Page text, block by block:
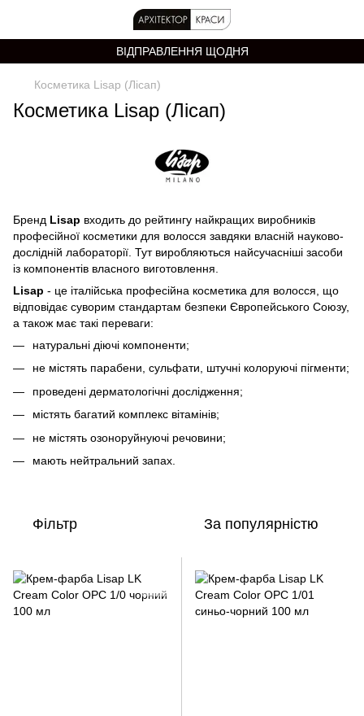
ВІДПРАВЛЕННЯ ЩОДНЯ
Косметика Lisap (Лісап)
Косметика Lisap (Лісап)
Бренд Lisap входить до рейтингу найкращих виробників
професійної косметики для волосся завдяки власній науково-
дослідній лабораторії. Тут виробляються найсучасніші засоби
із компонентів власного виготовлення.
Lisap - це італійська професійна косметика для волосся, що
відповідає суворим стандартам безпеки Європейського Союзу,
а також має такі переваги:
натуральні діючі компоненти;
не містять парабени, сульфати, штучні колоруючі пігменти;
проведені дерматологічні дослідження;
містять багатий комплекс вітамінів;
не містять озоноруйнуючі речовини;
мають нейтральний запах.
Фільтр За популярністю